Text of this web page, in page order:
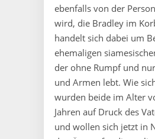
ebenfalls von der
wird, die Bradley im
handelt sich dabei um
ehemaligen
der ohne Rumpf und
und Armen lebt. Wie
wurden beide im Alter
Jahren auf Druck des
und wollen sich jetzt in